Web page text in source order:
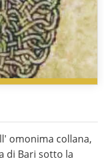
omonima collana,
di Bari sotto la